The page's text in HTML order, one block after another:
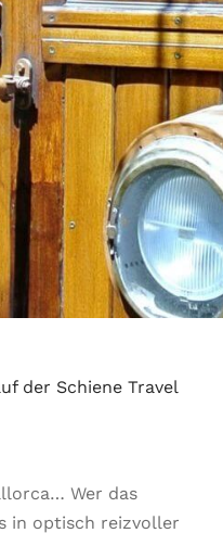
der Schiene Travel
Wer das
in optisch reizvoller